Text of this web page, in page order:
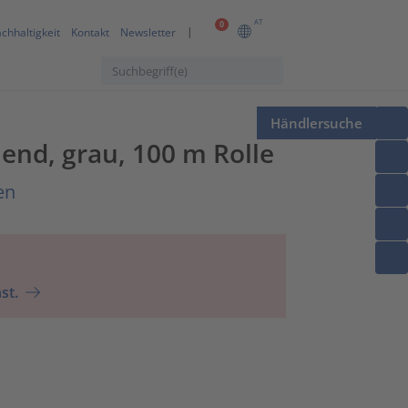
0 AT
Kontakt Newsletter
Händlersuche
grau, 100 m Rolle